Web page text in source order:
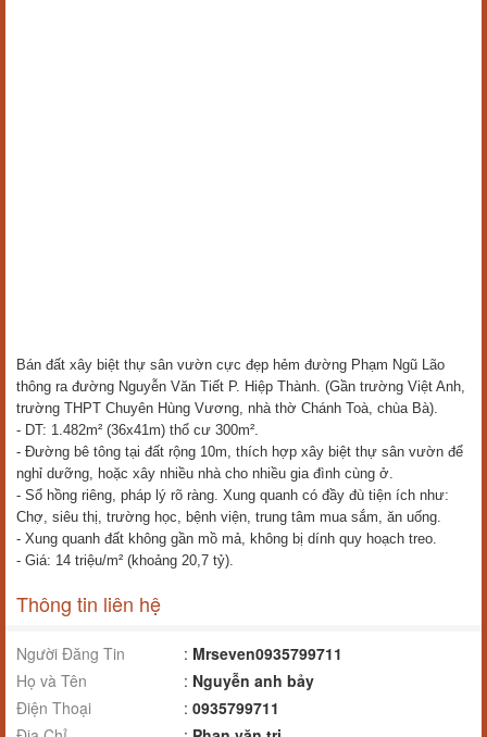
Bán đất xây biệt thự sân vườn cực đẹp hẻm đường Phạm Ngũ Lão
thông ra đường Nguyễn Văn Tiết P. Hiệp Thành. (Gần trường Việt Anh,
trường THPT Chuyên Hùng Vương, nhà thờ Chánh Toà, chùa Bà).
- DT: 1.482m² (36x41m) thổ cư 300m².
- Đường bê tông tại đất rộng 10m, thích hợp xây biệt thự sân vườn để
nghỉ dưỡng, hoặc xây nhiều nhà cho nhiều gia đình cùng ở.
- Sổ hồng riêng, pháp lý rõ ràng. Xung quanh có đầy đù tiện ích như:
Chợ, siêu thị, trường học, bệnh viện, trung tâm mua sắm, ăn uống.
- Xung quanh đất không gần mồ mả, không bị dính quy hoạch treo.
- Giá: 14 triệu/m² (khoảng 20,7 tỷ).
Thông tin liên hệ
Người Đăng Tin : Mrseven0935799711
Họ và Tên
: Nguyễn anh bảy
Điện Thoại
: 0935799711